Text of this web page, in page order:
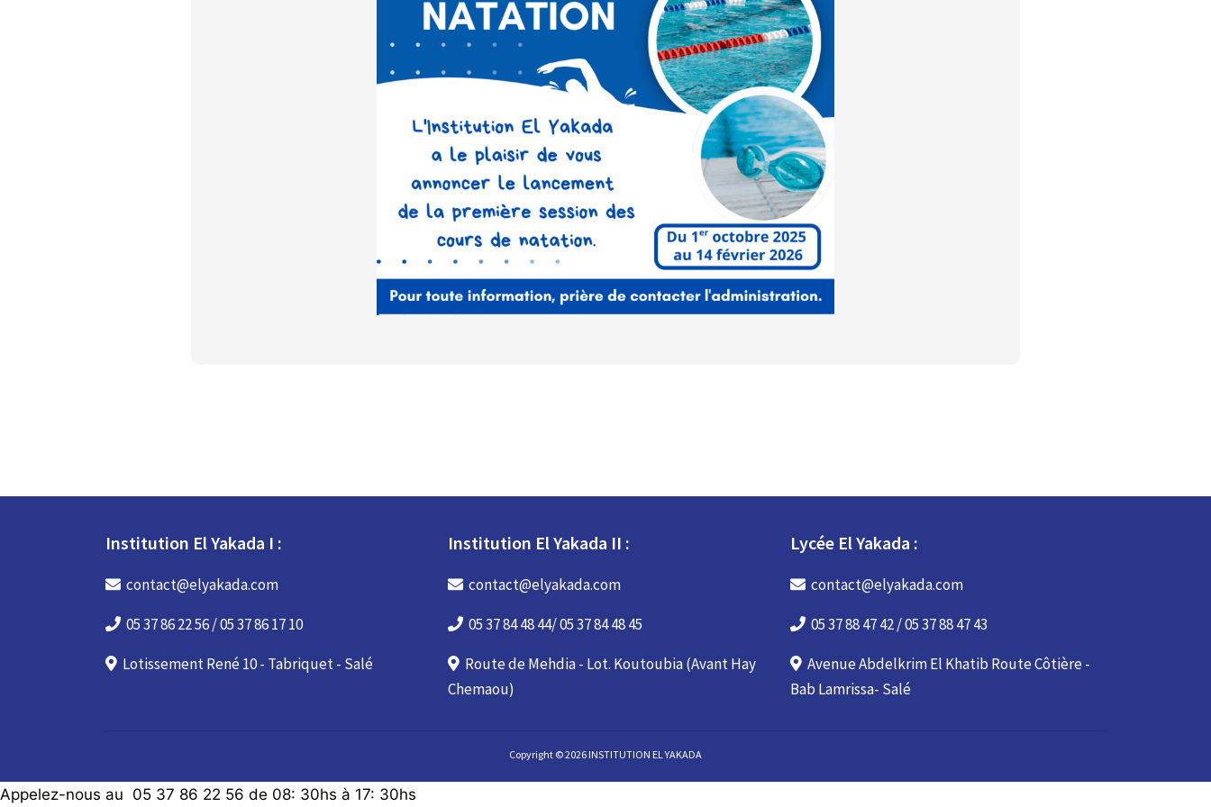
Institution El Yakada I :
contact@elyakada.com
05 37 86 22 56 / 05 37 86 17 10
Lotissement René 10 - Tabriquet - Salé
Institution El Yakada II :
contact@elyakada.com
05 37 84 48 44/ 05 37 84 48 45
Route de Mehdia - Lot. Koutoubia (Avant Hay
Chemaou)
Lycée El Yakada :
contact@elyakada.com
05 37 88 47 42 / 05 37 88 47 43
Avenue Abdelkrim El Khatib Route Côtière -
Bab Lamrissa- Salé
Copyright © 2026 INSTITUTION EL YAKADA
Appelez-nous au 05 37 86 22 56 de 08: 30hs à 17: 30hs